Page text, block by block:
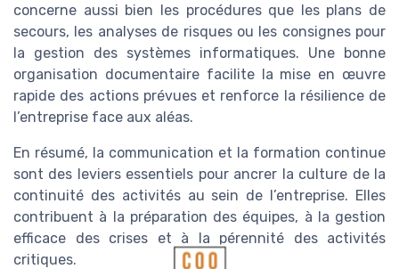
concerne aussi bien les procédures que les plans de
secours, les analyses de risques ou les consignes pour
la gestion des systèmes informatiques. Une bonne
organisation documentaire facilite la mise en œuvre
rapide des actions prévues et renforce la résilience de
l’entreprise face aux aléas.
En résumé, la communication et la formation continue
sont des leviers essentiels pour ancrer la culture de la
continuité des activités au sein de l’entreprise. Elles
contribuent à la préparation des équipes, à la gestion
efficace des crises et à la pérennité des activités
critiques.